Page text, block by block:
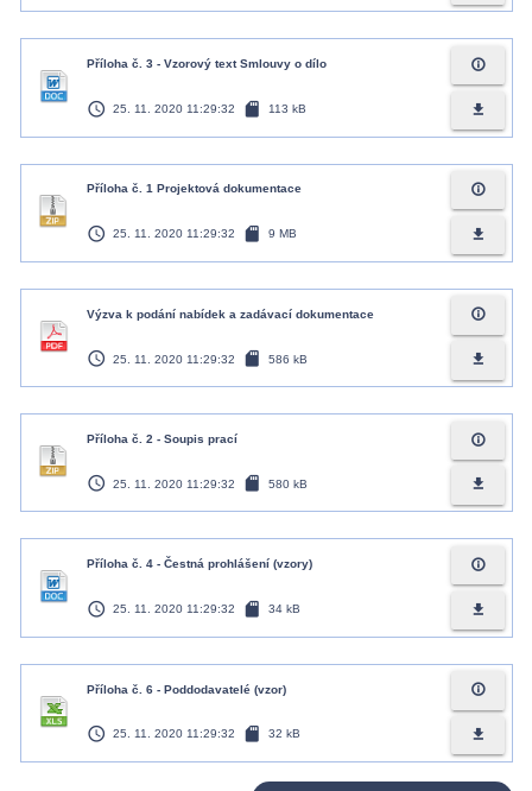
Příloha č. 3 - Vzorový text Smlouvy o dílo
access_time 25. 11. 2020 11:29:32 sd_card 113 kB
info_outline
file_download
Příloha č. 1 Projektová dokumentace
access_time 25. 11. 2020 11:29:32 sd_card 9 MB
info_outline
file_download
Výzva k podání nabídek a zadávací dokumentace
access_time 25. 11. 2020 11:29:32 sd_card 586 kB
info_outline
file_download
Příloha č. 2 - Soupis prací
access_time 25. 11. 2020 11:29:32 sd_card 580 kB
info_outline
file_download
Příloha č. 4 - Čestná prohlášení (vzory)
access_time 25. 11. 2020 11:29:32 sd_card 34 kB
info_outline
file_download
Příloha č. 6 - Poddodavatelé (vzor)
access_time 25. 11. 2020 11:29:32 sd_card 32 kB
info_outline
file_download